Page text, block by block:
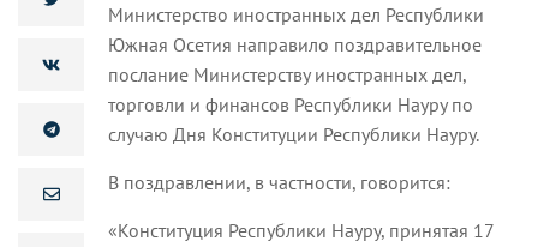
Министерство иностранных дел Республики
Южная Осетия направило поздравительное
послание Министерству иностранных дел,
торговли и финансов Республики Науру по
случаю Дня Конституции Республики Науру.
В поздравлении, в частности, говорится:
«Конституция Республики Науру, принятая 17